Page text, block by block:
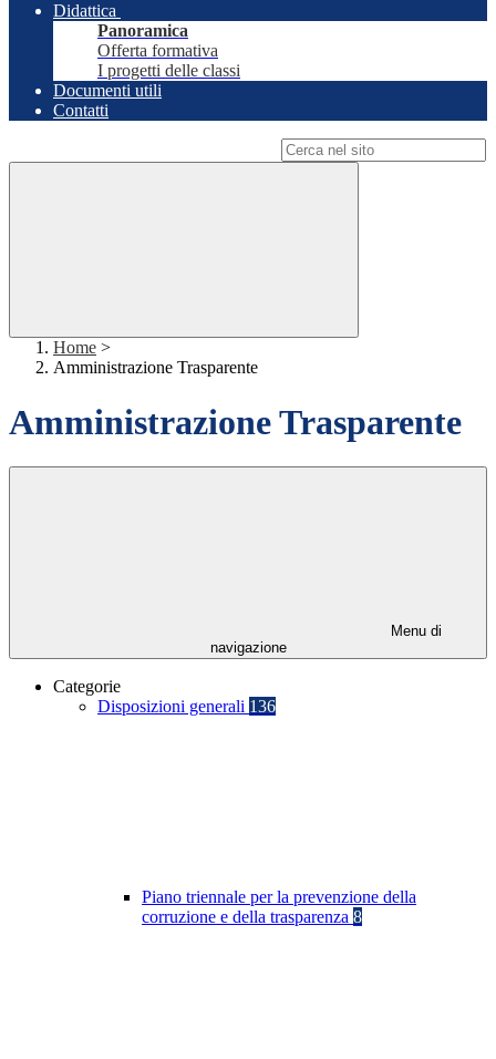
Didattica
Panoramica
Offerta formativa
I progetti delle classi
Documenti utili
Contatti
Home >
Amministrazione Trasparente
Amministrazione Trasparente
Menu di
navigazione
Categorie
Disposizioni generali 136
Piano triennale per la prevenzione della
corruzione e della trasparenza 8